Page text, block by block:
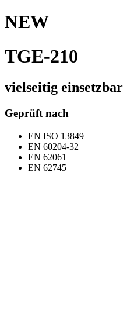
NEW
TGE-210
vielseitig einsetzbar
Geprüft nach
EN ISO 13849
EN 60204-32
EN 62061
EN 62745